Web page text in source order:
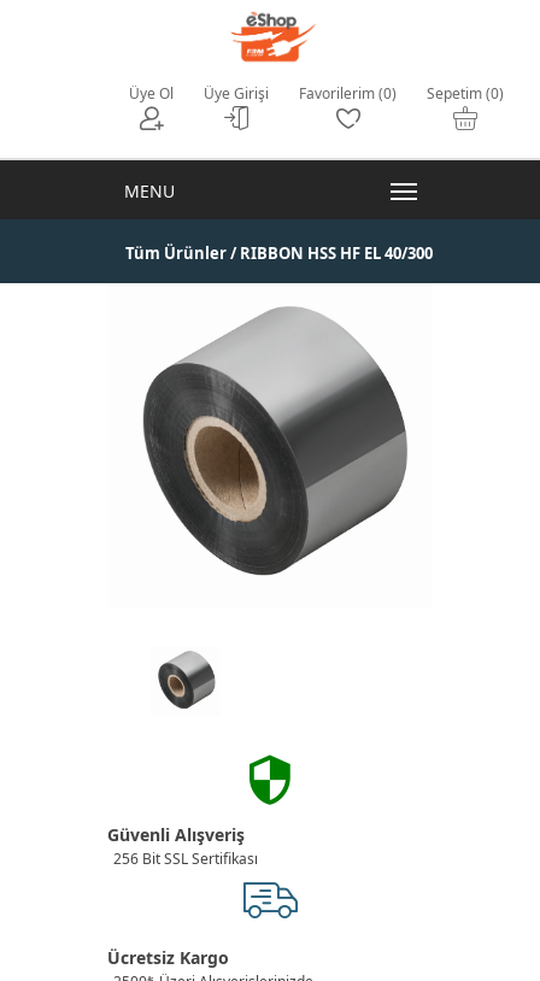
Üye Ol Üye Girişi Favorilerim (0) Sepetim (0)
Tüm Ürünler/ RIBBON HSS HF EL 40/300
Güvenli Alışveriş
256 Bit SSL Sertifikası
Ücretsiz Kargo